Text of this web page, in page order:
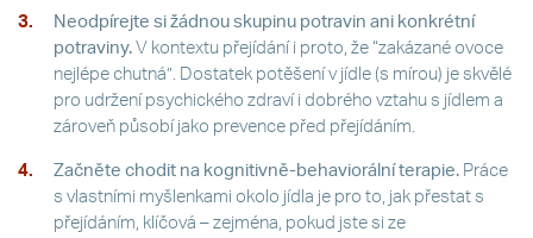
Neodpírejte si žádnou skupinu potravin ani konkrétní
potraviny. V kontextu přejídání i proto, že “zakázané ovoce
nejlépe chutná”. Dostatek potěšení v jídle (s mírou) je skvělé
pro udržení psychického zdraví i dobrého vztahu s jídlem a
zároveň působí jako prevence před přejídáním.
Začněte chodit na kognitivně-behaviorální terapie. Práce
s vlastními myšlenkami okolo jídla je pro to, jak přestat s
přejídáním, klíčová – zejména, pokud jste si ze